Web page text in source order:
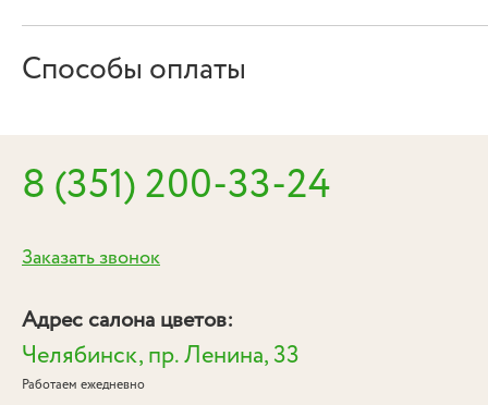
Способы оплаты
8 (351) 200-33-24
Заказать звонок
Адрес салона цветов:
Челябинск, пр. Ленина, 33
Работаем ежедневно